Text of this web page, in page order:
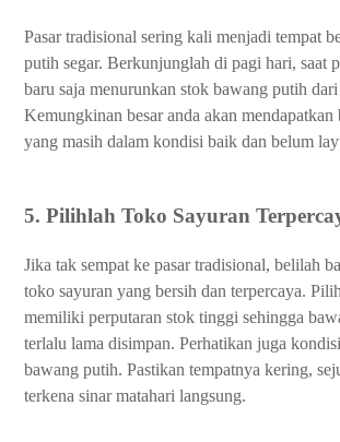
Pasar tradisional sering kali menjadi tempat
putih segar. Berkunjunglah di pagi hari, saat
baru saja menurunkan stok bawang putih
Kemungkinan besar anda akan mendapatkan
yang masih dalam kondisi baik dan belum
5. Pilihlah Toko Sayuran
Jika tak sempat ke pasar tradisional, belilah
toko sayuran yang bersih dan terpercaya.
memiliki perputaran stok tinggi sehingga
terlalu lama disimpan. Perhatikan juga
bawang putih. Pastikan tempatnya kering,
terkena sinar matahari langsung.